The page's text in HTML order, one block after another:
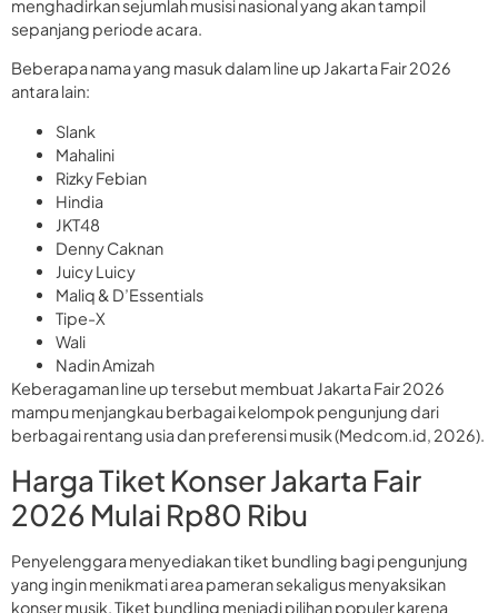
menghadirkan sejumlah musisi nasional yang akan tampil
sepanjang periode acara.
Beberapa nama yang masuk dalam line up Jakarta Fair 2026
antara lain:
Slank
Mahalini
Rizky Febian
Hindia
JKT48
Denny Caknan
Juicy Luicy
Maliq & D’Essentials
Tipe-X
Wali
Nadin Amizah
Keberagaman line up tersebut membuat Jakarta Fair 2026
mampu menjangkau berbagai kelompok pengunjung dari
berbagai rentang usia dan preferensi musik (Medcom.id, 2026).
Harga Tiket Konser Jakarta Fair
2026 Mulai Rp80 Ribu
Penyelenggara menyediakan tiket bundling bagi pengunjung
yang ingin menikmati area pameran sekaligus menyaksikan
konser musik. Tiket bundling menjadi pilihan populer karena